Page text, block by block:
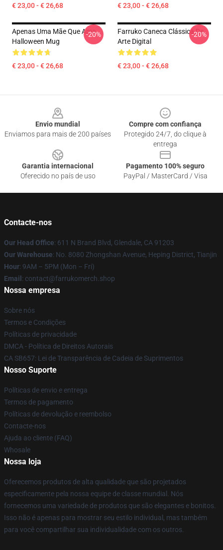
€ 23,00 - € 26,68 € 23,00 - € 26,68
Apenas Uma Mãe Que Ama
Halloween Mug
€ 23,00 - € 26,68
-20%
Farruko Caneca Clássica De
Arte Digital
€ 23,00 - € 26,68
-20%
Envio mundial
Enviamos para mais de 200 países
Compre com confiança
Protegido 24/7, do clique à
entrega
Garantia internacional
Oferecido no país de uso
Pagamento 100% seguro
PayPal / MasterCard / Visa
Contacte-nos
Our Head Office: 611 N Brand Blvd, Glendale, CA 91203
Our Warehouse: No. 8080 Zhongshan Avenue, Heping District, Tianjin
Hour: 9AM – 5PM (Mon – Fri)
Email : contact@farrukomerch.shop
Nossa empresa
Sobre nós
Termos e Condições
Políticas de privacidade
DMCA - Política de Direitos Autorais
CA SB657: Lei de Transparência de Cadeia de Suprimentos
Nosso Suporte
Políticas de envio e entrega
Termos de pagamento
Políticas de devolução e reembolso
Contacte-nos
Ajuda ao cliente (FAQ)
Whosale
Nossa loja
Oferecemos produtos de alta qualidade que são projetados
especificamente pela nossa equipe de classe mundial. Nós
fornecemos uma variedade de produtos que são elegantes e bonitos.
Isso não é apenas para mostrar seu estilo individual, mas também
para você compartilhar sua individualidade com os outros.